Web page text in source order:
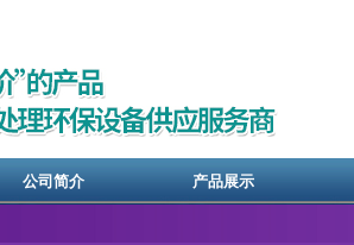
公司简介 产品展示